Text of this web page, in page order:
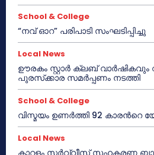
School & College
“നവ് ഓറ” പരിപാടി സംഘടിപ്പിച്ചു
Local News
ഊരകം സ്റ്റാർ ക്ലബ് വാർഷികവും
പുരസ്‌ക്കാര സമർപ്പണം നടത്തി
School & College
വിസ്മയം ഉണർത്തി 92
Local News
കാറളം സർവ്വീസ് സഹകരണ